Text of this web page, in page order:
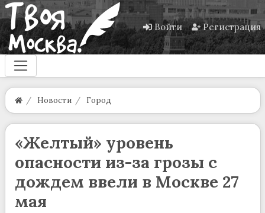
Войти Регистрация
Новости Город
«Желтый» уровень
опасности из-за грозы с
дождем ввели в Москве 27
мая